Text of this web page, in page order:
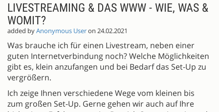
LIVESTREAMING & DAS WWW - WIE, WAS &
WOMIT?
added byAnonymous Useron 24.02.2021
Was brauche ich für einen Livestream, neben einer
guten Internetverbindung noch? Welche Möglichkeiten
gibt es, klein anzufangen und bei Bedarf das Set-Up zu
vergrößern.
Ich zeige Ihnen verschiedene Wege vom kleinen bis
zum großen Set-Up. Gerne gehen wir auch auf Ihre